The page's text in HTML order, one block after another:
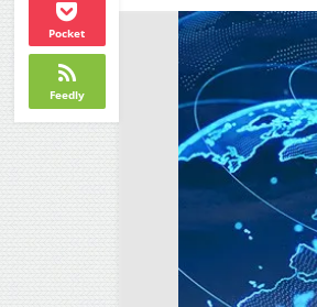
Pocket
Feedly